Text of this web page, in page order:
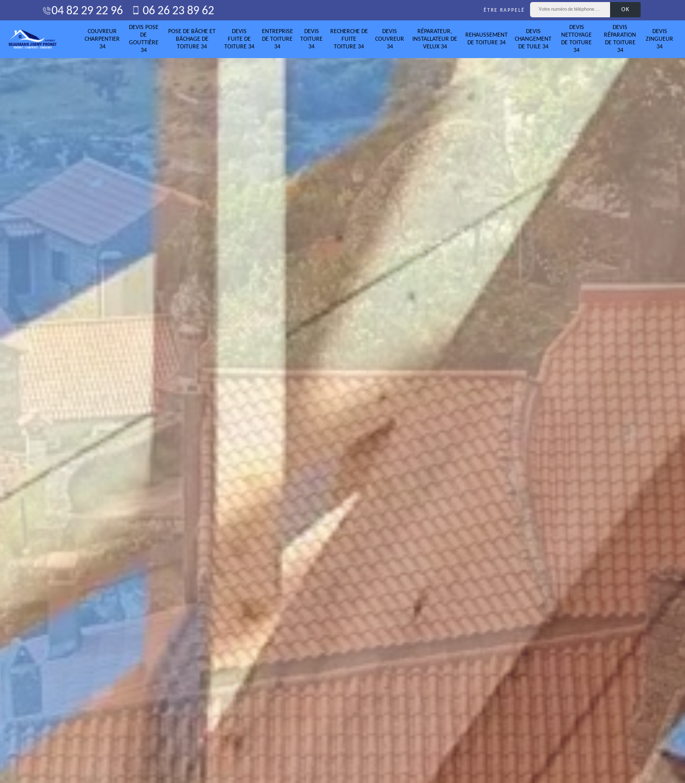
04 82 29 22 96 06 26 23 89 62 ÊTRE RAPPELÉ
COUVREUR
CHARPENTIER
34
DEVIS POSE
DE
GOUTTIÈRE
34
POSE DE BÂCHE ET
BÂCHAGE DE
TOITURE 34
DEVIS
FUITE DE
TOITURE 34
ENTREPRISE
DE TOITURE
34
DEVIS
TOITURE
34
RECHERCHE DE
FUITE
TOITURE 34
DEVIS
COUVREUR
34
RÉPARATEUR,
INSTALLATEUR DE
VELUX 34
REHAUSSEMENT
DE TOITURE 34
DEVIS
CHANGEMENT
DE TUILE 34
DEVIS
NETTOYAGE
DE TOITURE
34
DEVIS
RÉPARATION
DE TOITURE
34
DEVIS
ZINGUEUR
34